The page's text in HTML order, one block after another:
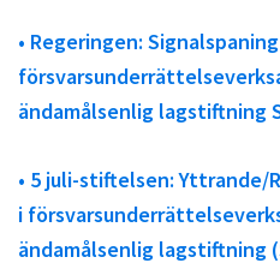
• Regeringen:
ändamålsenlig lagstiftning
• 5 juli-stiftelsen: Yttrande/
i
ändamålsenlig lagstiftning